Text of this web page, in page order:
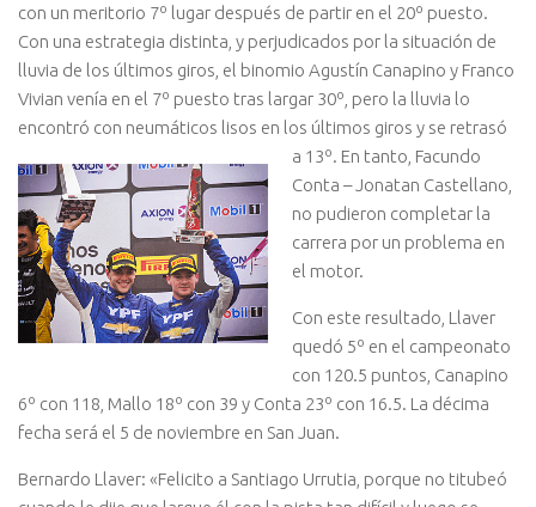
con un meritorio 7º lugar después de partir en el 20º puesto.
Con una estrategia distinta, y perjudicados por la situación de
lluvia de los últimos giros, el binomio Agustín Canapino y Franco
Vivian venía en el 7º puesto tras largar 30º, pero la lluvia lo
encontró con neumáticos lisos en los últimos giros y se retrasó
a 13º. En tanto, Facundo
Conta – Jonatan Castellano,
no pudieron completar la
carrera por un problema en
el motor.
Con este resultado, Llaver
quedó 5º en el campeonato
con 120.5 puntos, Canapino
6º con 118, Mallo 18º con 39 y Conta 23º con 16.5. La décima
fecha será el 5 de noviembre en San Juan.
Bernardo Llaver: «Felicito a Santiago Urrutia, porque no titubeó